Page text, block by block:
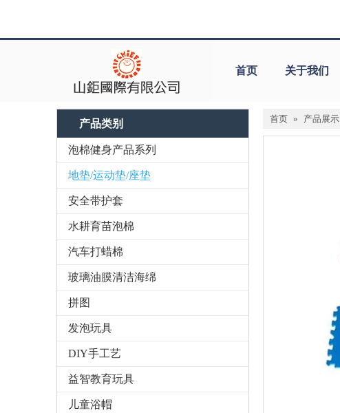
首页 关于我们
产品类别
泡棉健身产品系列
地垫/运动垫/座垫
安全带护套
水耕育苗泡棉
汽车打蜡棉
玻璃油膜清洁海绵
拼图
发泡玩具
DIY手工艺
益智教育玩具
儿童浴帽
首页 » 产品展示